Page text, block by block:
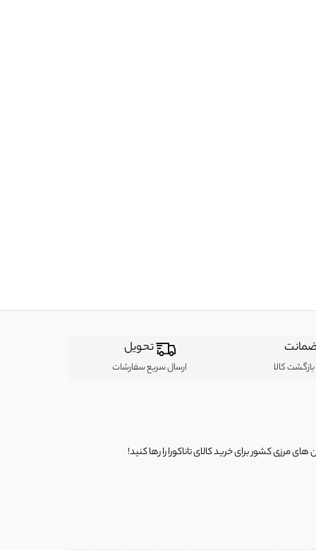
کالا
تحویل
ارسال سریع سفارشات
مرزی کشور برای خرید کالای تاناکورا را رها کنید!